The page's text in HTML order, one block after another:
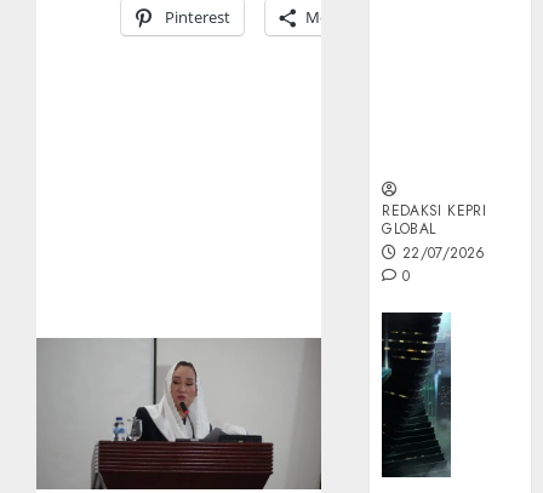
Pinterest More
REDAKSI KEPRI
GLOBAL
22/07/2026
0